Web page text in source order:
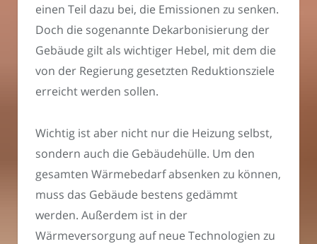
einen Teil dazu bei, die Emissionen zu senken.
Doch die sogenannte Dekarbonisierung der
Gebäude gilt als wichtiger Hebel, mit dem die
von der Regierung gesetzten Reduktionsziele
erreicht werden sollen.
Wichtig ist aber nicht nur die Heizung selbst,
sondern auch die Gebäudehülle. Um den
gesamten Wärmebedarf absenken zu können,
muss das Gebäude bestens gedämmt
werden. Außerdem ist in der
Wärmeversorgung auf neue Technologien zu